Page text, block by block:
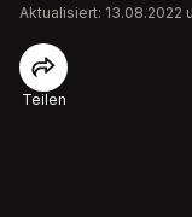
Aktualisiert: 13.08.2022
Teilen